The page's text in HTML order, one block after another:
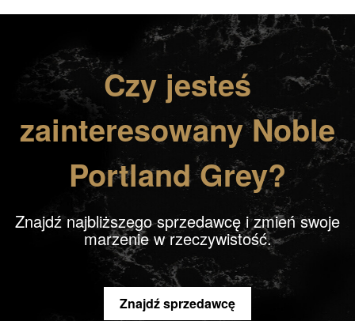
Czy jesteś
zainteresowany Noble
Portland Grey?
Znajdź najbliższego sprzedawcę i zmień swoje
marzenie w rzeczywistość.
Znajdź sprzedawcę